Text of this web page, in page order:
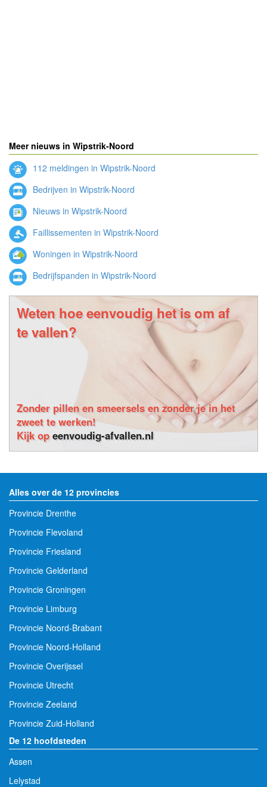
Meer nieuws in Wipstrik-Noord
112 meldingen in Wipstrik-Noord
Bedrijven in Wipstrik-Noord
Nieuws in Wipstrik-Noord
Faillissementen in Wipstrik-Noord
Woningen in Wipstrik-Noord
Bedrijfspanden in Wipstrik-Noord
Weten hoe eenvoudig het is om af
te vallen?
Zonder pillen en smeersels en zonder je in het
zweet te werken!
Kijk opeenvoudig-afvallen.nl
Alles over de 12 provincies
Provincie Drenthe
Provincie Flevoland
Provincie Friesland
Provincie Gelderland
Provincie Groningen
Provincie Limburg
Provincie Noord-Brabant
Provincie Noord-Holland
Provincie Overijssel
Provincie Utrecht
Provincie Zeeland
Provincie Zuid-Holland
De 12 hoofdsteden
Assen
Lelystad